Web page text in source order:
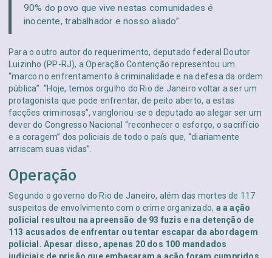
90% do povo que vive nestas comunidades é
inocente, trabalhador e nosso aliado”.
Para o outro autor do requerimento, deputado federal Doutor
Luizinho (PP-RJ), a Operação Contenção representou um
“marco no enfrentamento à criminalidade e na defesa da ordem
pública”. “Hoje, temos orgulho do Rio de Janeiro voltar a ser um
protagonista que pode enfrentar, de peito aberto, a estas
facções criminosas”, vangloriou-se o deputado ao alegar ser um
dever do Congresso Nacional “reconhecer o esforço, o sacrifício
e a coragem” dos policiais de todo o país que, “diariamente
arriscam suas vidas”.
Operação
Segundo o governo do Rio de Janeiro, além das mortes de 117
suspeitos de envolvimento com o crime organizado, a a ação
policial resultou na apreensão de 93 fuzis e na detenção de
113 acusados de enfrentar ou tentar escapar da abordagem
policial. Apesar disso, apenas 20 dos 100 mandados